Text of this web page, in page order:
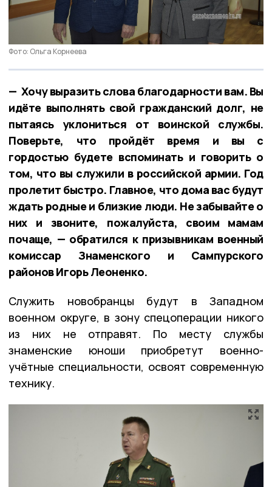
Фото: Ольга Корнеева
— Хочу выразить слова благодарности вам. Вы
идёте выполнять свой гражданский долг, не
пытаясь уклониться от воинской службы.
Поверьте, что пройдёт время и вы с
гордостью будете вспоминать и говорить о
том, что вы служили в российской армии. Год
пролетит быстро. Главное, что дома вас будут
ждать родные и близкие люди. Не забывайте о
них и звоните, пожалуйста, своим мамам
почаще, — обратился к призывникам военный
комиссар Знаменского и Сампурского
районов Игорь Леоненко.
Служить новобранцы будут в Западном
военном округе, в зону спецоперации никого
из них не отправят. По месту службы
знаменские юноши приобретут военно-
учётные специальности, освоят современную
технику.